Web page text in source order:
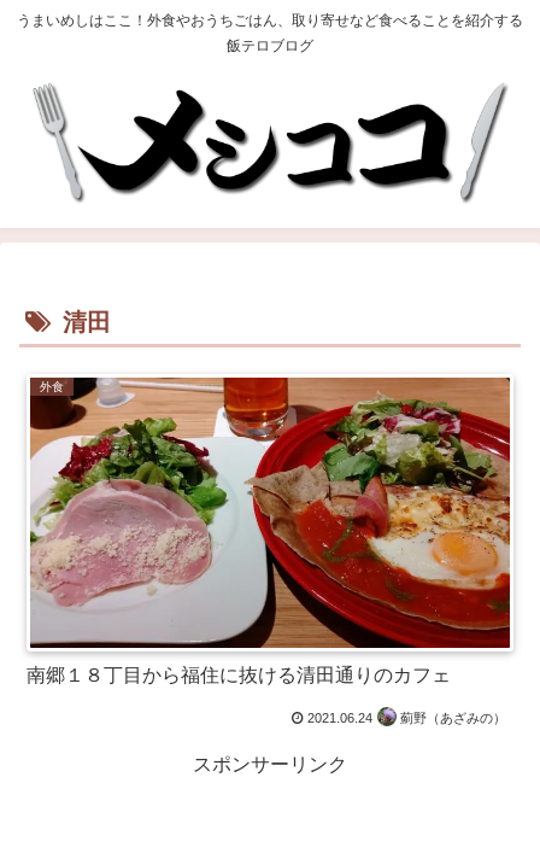
うまいめしはここ！外食やおうちごはん、取り寄せなど食べることを紹介する
飯テロブログ
清田
外食
南郷１８丁目から福住に抜ける清田通りのカフェ
2021.06.24 薊野（あざみの）
スポンサーリンク